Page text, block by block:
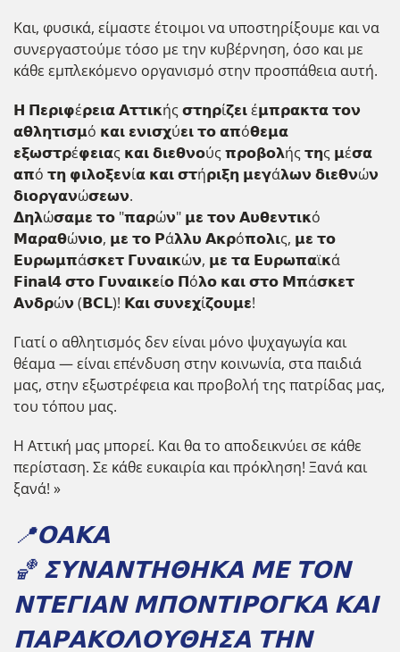
Και, φυσικά, είμαστε έτοιμοι να υποστηρίξουμε και να
συνεργαστούμε τόσο με την κυβέρνηση, όσο και με
κάθε εμπλεκόμενο οργανισμό στην προσπάθεια αυτή.
𝝜 𝝥𝝴𝞀𝝸𝞅έ𝞀𝝴𝝸𝝰 𝝖𝞃𝞃𝝸𝝹ής 𝞂𝞃𝝶𝞀ί𝝵𝝴𝝸 έ𝝻𝝿𝞀𝝰𝝹𝞃𝝰 𝞃𝝾𝝼
𝝰𝝷𝝺𝝶𝞃𝝸𝞂𝝻ό 𝝹𝝰𝝸 𝝴𝝼𝝸𝞂𝞆ύ𝝴𝝸 𝞃𝝾 𝝰𝝿ό𝝷𝝴𝝻𝝰
𝝴𝝽𝞈𝞂𝞃𝞀έ𝞅𝝴𝝸𝝰ς 𝝹𝝰𝝸 𝝳𝝸𝝴𝝷𝝼𝝾ύς 𝝿𝞀𝝾𝝱𝝾𝝺ής 𝞃𝝶ς 𝝻έ𝞂𝝰
𝝰𝝿ό 𝞃𝝶 𝞅𝝸𝝺𝝾𝝽𝝴𝝼ί𝝰 𝝹𝝰𝝸 𝞂𝞃ή𝞀𝝸𝝽𝝶 𝝻𝝴𝝲ά𝝺𝞈𝝼 𝝳𝝸𝝴𝝷𝝼ώ𝝼
𝝳𝝸𝝾𝞀𝝲𝝰𝝼ώ𝞂𝝴𝞈𝝼.
𝝙𝝶𝝺ώ𝞂𝝰𝝻𝝴 𝞃𝝾 "𝝿𝝰𝞀ώ𝝼" 𝝻𝝴 𝞃𝝾𝝼 𝝖𝞄𝝷𝝴𝝼𝞃𝝸𝝹ό
𝝡𝝰𝞀𝝰𝝷ώ𝝼𝝸𝝾, 𝝻𝝴 𝞃𝝾 𝝦ά𝝺𝝺𝞄 𝝖𝝹𝞀ό𝝿𝝾𝝺𝝸ς, 𝝻𝝴 𝞃𝝾
𝝚𝞄𝞀𝞈𝝻𝝿ά𝞂𝝹𝝴𝞃 𝝘𝞄𝝼𝝰𝝸𝝹ώ𝝼, 𝝻𝝴 𝞃𝝰 𝝚𝞄𝞀𝞈𝝿𝝰ϊ𝝹ά
𝗙𝗶𝗻𝗮𝗹𝟰 𝞂𝞃𝝾 𝝘𝞄𝝼𝝰𝝸𝝹𝝴ί𝝾 𝝥ό𝝺𝝾 𝝹𝝰𝝸 𝞂𝞃𝝾 𝝡𝝿ά𝞂𝝹𝝴𝞃
𝝖𝝼𝝳𝞀ώ𝝼 (𝗕𝗖𝗟)! 𝝟𝝰𝝸 𝞂𝞄𝝼𝝴𝞆ί𝝵𝝾𝞄𝝻𝝴!
Γιατί ο αθλητισμός δεν είναι μόνο ψυχαγωγία και
θέαμα — είναι επένδυση στην κοινωνία, στα παιδιά
μας, στην εξωστρέφεια και προβολή της πατρίδας μας,
του τόπου μας.
Η Αττική μας μπορεί. Και θα το αποδεικνύει σε κάθε
περίσταση. Σε κάθε ευκαιρία και πρόκληση! Ξανά και
ξανά! »
📍𝝤𝝖𝝟𝝖
🏀 𝝨𝝪𝝢𝝖𝝢𝝩𝝜𝝝𝝜𝝟𝝖 𝝡𝝚 𝝩𝝤𝝢
𝝢𝝩𝝚𝝘𝝞𝝖𝝢 𝝡𝝥𝝤𝝢𝝩𝝞𝝦𝝤𝝘𝝟𝝖 𝝟𝝖𝝞
𝝥𝝖𝝦𝝖𝝟𝝤𝝠𝝤𝝪𝝝𝝜𝝨𝝖 𝝩𝝜𝝢